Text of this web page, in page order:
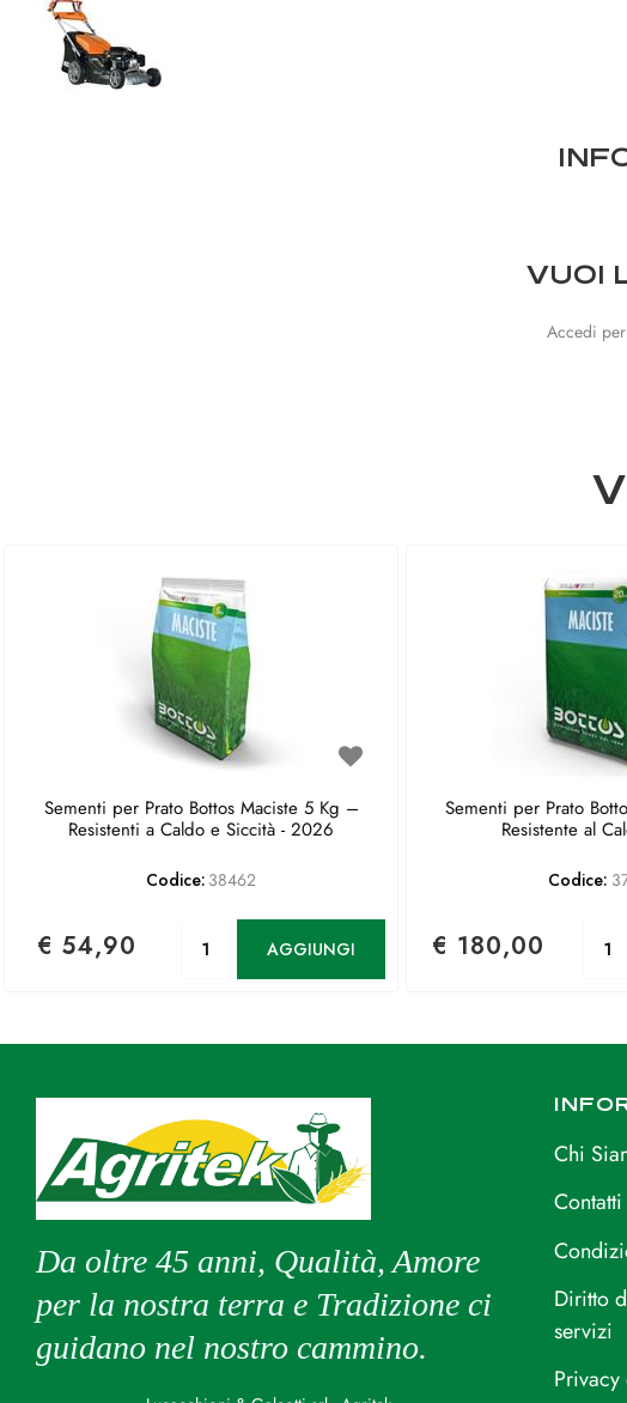
VUOI
Accedi
Sementi per Prato Bottos Maciste 5 Kg –
Resistenti a Caldo e Siccità - 2026
Codice: 38462
€ 54,90 AGGIUNGI
Sementi per Prato
Resistente al
Codice:
€ 180,00
Da oltre 45 anni, Qualità, Amore
per la nostra terra e Tradizione ci
guidano nel nostro cammino.
Chi
Contatti
Diritto
servizi